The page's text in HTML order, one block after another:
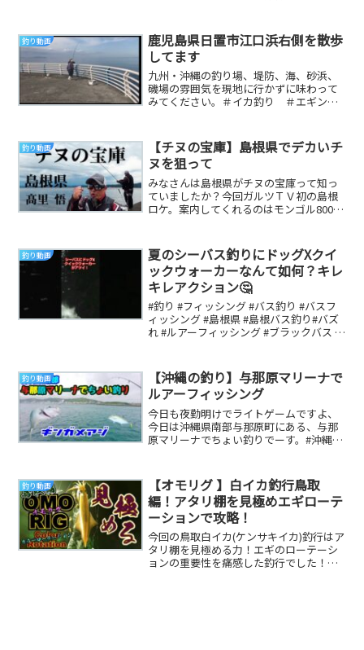
釣り動画
鹿児島県日置市江口浜右側を散歩
してます
九州・沖縄の釣り場、堤防、海、砂浜、
磯場の雰囲気を現地に行かずに味わって
みてください。＃イカ釣り ＃エギン
釣り動画
【チヌの宝庫】島根県でデカいチ
ヌを狙って
みなさんは島根県がチヌの宝庫って知っ
ていましたか？今回ガルツＴＶ初の島根
ロケ。案内してくれるのはモンゴル800髙
釣り動画
夏のシーバス釣りにドッグXクイ
ックウォーカーなんて如何？キレ
キレアクション🤔
#釣り #フィッシング #バス釣り #バスフ
ィッシング #島根県 #島根バス釣り#バズ
れ #ルアーフィッシング #ブラックバス #
釣り動画
【沖縄の釣り】与那原マリーナで
ルアーフィッシング
今日も夜勤明けでライトゲームですよ、
今日は沖縄県南部与那原町にある、与那
原マリーナでちょい釣りでーす。#沖縄の
釣り動画
【オモリグ 】白イカ釣行鳥取
編！アタリ棚を見極めエギローテ
ーションで攻略！
今回の鳥取白イカ(ケンサキイカ)釣行はア
タリ棚を見極める力！エギのローテーシ
ョンの重要性を痛感した釣行でした！是